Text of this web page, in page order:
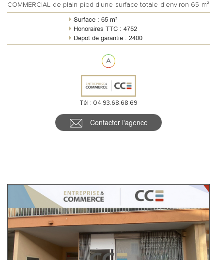
COMMERCIAL de plain pied d'une surface totale d'environ 65 m²
avec grand linéaire vitr...
Surface : 65 m²
Honoraires TTC : 4752
Dépôt de garantie : 2400
Règlement charges : Forfaitaires mensuelles
Meublé : Non
Tél : 04.93.68.68.69
Contacter l'agence